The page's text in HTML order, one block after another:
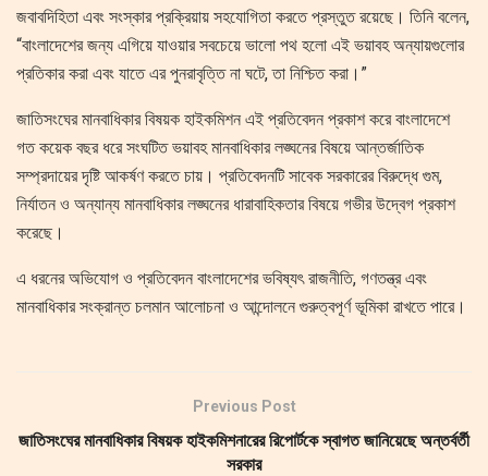
জবাবদিহিতা এবং সংস্কার প্রক্রিয়ায় সহযোগিতা করতে প্রস্তুত রয়েছে। তিনি বলেন,
“বাংলাদেশের জন্য এগিয়ে যাওয়ার সবচেয়ে ভালো পথ হলো এই ভয়াবহ অন্যায়গুলোর
প্রতিকার করা এবং যাতে এর পুনরাবৃত্তি না ঘটে, তা নিশ্চিত করা।”
জাতিসংঘের মানবাধিকার বিষয়ক হাইকমিশন এই প্রতিবেদন প্রকাশ করে বাংলাদেশে
গত কয়েক বছর ধরে সংঘটিত ভয়াবহ মানবাধিকার লঙ্ঘনের বিষয়ে আন্তর্জাতিক
সম্প্রদায়ের দৃষ্টি আকর্ষণ করতে চায়। প্রতিবেদনটি সাবেক সরকারের বিরুদ্ধে গুম,
নির্যাতন ও অন্যান্য মানবাধিকার লঙ্ঘনের ধারাবাহিকতার বিষয়ে গভীর উদ্বেগ প্রকাশ
করেছে।
এ ধরনের অভিযোগ ও প্রতিবেদন বাংলাদেশের ভবিষ্যৎ রাজনীতি, গণতন্ত্র এবং
মানবাধিকার সংক্রান্ত চলমান আলোচনা ও আন্দোলনে গুরুত্বপূর্ণ ভূমিকা রাখতে পারে।
Previous Post
জাতিসংঘের মানবাধিকার বিষয়ক হাইকমিশনারের রিপোর্টকে স্বাগত জানিয়েছে অন্তর্বর্তী
সরকার